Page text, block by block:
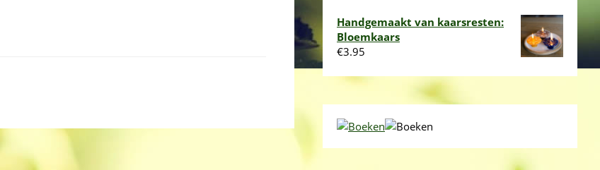
Handgemaakt van kaarsresten:
Bloemkaars
€3.95